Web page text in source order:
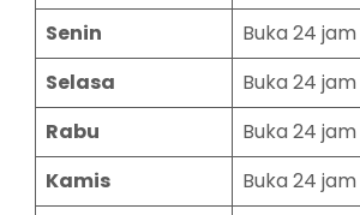
Senin
Buka 24 jam
Selasa
Buka 24 jam
Rabu
Buka 24 jam
Kamis
Buka 24 jam